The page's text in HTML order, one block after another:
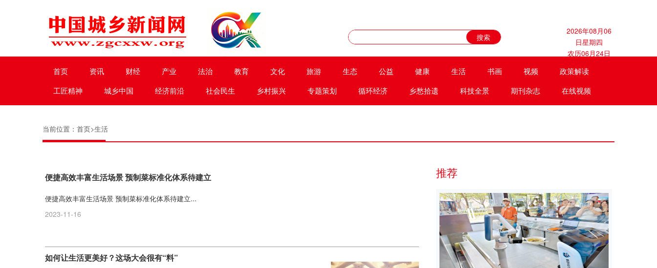
2026年08月06
日星期四
农历06月24日
首页 资讯 财经 产业 法治 教育 文化 旅游 生态 公益 健康 生活 书画 视频
政策解读
工匠精神
城乡中国 经济前沿 社会民生 乡村振兴 专题策划 循环经济 乡愁拾遗 科技全景 期刊杂志 在线视频
当前位置： 首页>生活
便捷高效丰富生活场景 预制菜标准化体系待建立
便捷高效丰富生活场景 预制菜标准化体系待建立...
2023-11-16
如何让生活更美好？这场大会很有“料”
推荐